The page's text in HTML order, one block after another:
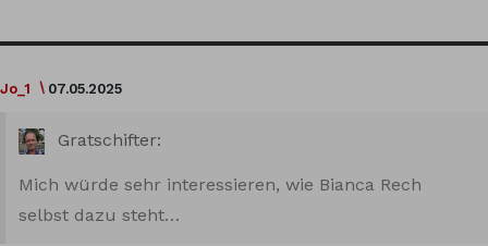
Jo_1 07.05.2025
Gratschifter:
Mich würde sehr interessieren, wie Bianca Rech
selbst dazu steht…